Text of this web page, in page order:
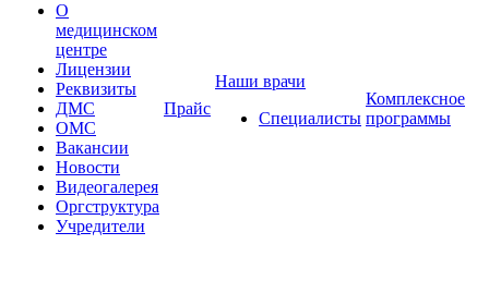
О
медицинском
центре
Лицензии
Реквизиты
ДМС
ОМС
Вакансии
Новости
Видеогалерея
Оргструктура
Учредители
Прайс
Наши врачи
Специалисты
Комплексное
программы